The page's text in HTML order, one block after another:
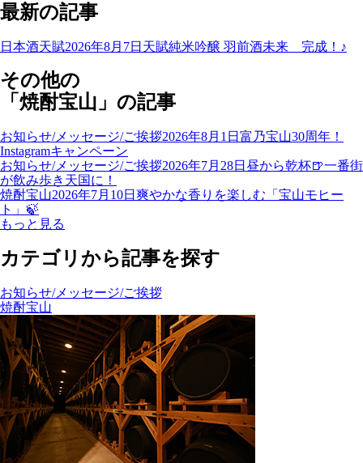
最新の記事
日本酒天賦2026年8月7日 天賦純米吟醸 羽前酒未来 完成！♪
その他の
「焼酎宝山」の記事
お知らせ/メッセージ/ご挨拶2026年8月1日 富乃宝山30周年！
Instagramキャンペーン
お知らせ/メッセージ/ご挨拶2026年7月28日 昼から乾杯🍺一番街
が飲み歩き天国に！
焼酎宝山2026年7月10日 爽やかな香りを楽しむ「宝山モヒー
ト」🍃
もっと見る
カテゴリから記事を探す
お知らせ/メッセージ/ご挨拶
焼酎宝山